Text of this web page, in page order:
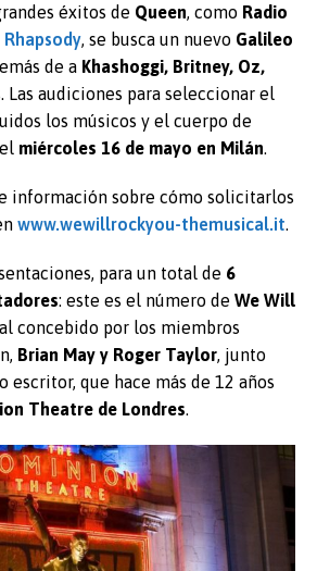
éxitos de Queen, como Radio
, se busca un nuevo Galileo
de a Khashoggi, Britney, Oz,
Las audiciones para seleccionar el
los músicos y el cuerpo de
miércoles 16 de mayo en Milán.
información sobre cómo solicitarlos
www.wewillrockyou-themusical.it.
para un total de 6
: este es el número de We Will
concebido por los miembros
Brian May y Roger Taylor, junto
escritor, que hace más de 12 años
Theatre de Londres.